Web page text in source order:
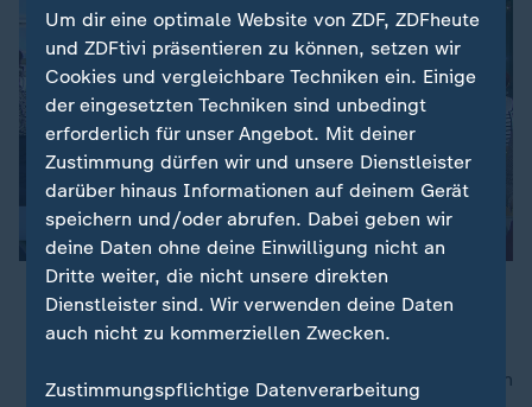
00:06
nach oben
Um dir eine optimale Website von ZDF, ZDFheute
und ZDFtivi präsentieren zu können, setzen wir
Cookies und vergleichbare Techniken ein. Einige
der eingesetzten Techniken sind unbedingt
erforderlich für unser Angebot. Mit deiner
Zustimmung dürfen wir und unsere Dienstleister
darüber hinaus Informationen auf deinem Gerät
speichern und/oder abrufen. Dabei geben wir
deine Daten ohne deine Einwilligung nicht an
Dritte weiter, die nicht unsere direkten
Dienstleister sind. Wir verwenden deine Daten
auch nicht zu kommerziellen Zwecken.
Zustimmungspflichtige Datenverarbeitung